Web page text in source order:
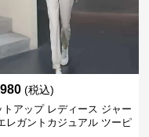
(税込)
トアップ レディース ジャー
レガントカジュアル ツーピ